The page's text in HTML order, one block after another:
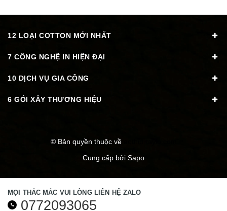
12 LOẠI COTTON MỚI NHẤT
7 CÔNG NGHỆ IN HIỆN ĐẠI
10 DỊCH VỤ GIA CÔNG
6 GÓI XÂY THƯƠNG HIỆU
© Bản quyền thuộc về
Cung cấp bởi Sapo
MỌI THẮC MẮC VUI LÒNG LIÊN HỆ ZALO
0772093065